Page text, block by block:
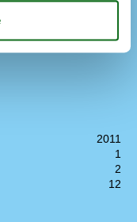
198
2011
1
2
12